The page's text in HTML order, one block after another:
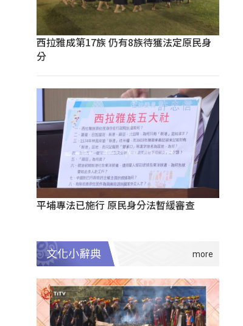
西拉雅成第17族 仍有8族待獲法定原民身
分
平埔專法已施行 原民身分法暫緩審查
文化小辭典